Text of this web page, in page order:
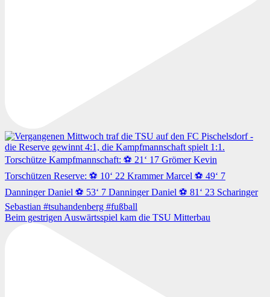
Beim gestrigen Auswärtsspiel kam die TSU Mitterbau